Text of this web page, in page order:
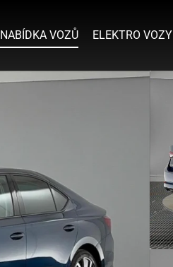
NABÍDKA VOZŮ ELEKTRO VOZY